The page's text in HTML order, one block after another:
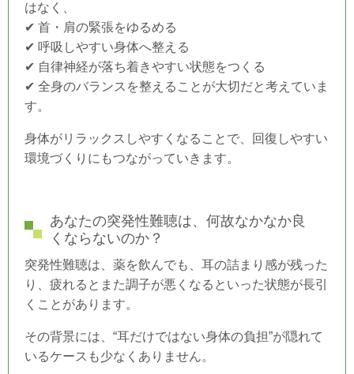
はなく、
✔ 首・肩の緊張をゆるめる
✔ 呼吸しやすい身体へ整える
✔ 自律神経が落ち着きやすい状態をつくる
✔ 全身のバランスを整えることが大切だと考えていま
す。
身体がリラックスしやすくなることで、回復しやすい
環境づくりにもつながっていきます。
あなたの突発性難聴は、何故なかなか良
くならないのか？
突発性難聴は、薬を飲んでも、 耳の詰まり感が残った
り、疲れるとまた調子が悪くなるといった状態が長引
くことがあります。
その背景には、“耳だけではない身体の負担”が隠れて
いるケースも少なくありません。